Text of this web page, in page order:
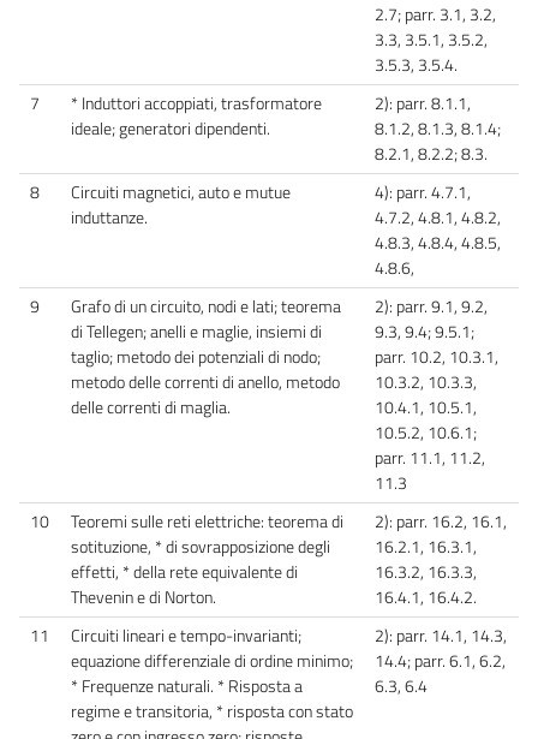
2.7; parr. 3.1, 3.2,
3.3, 3.5.1, 3.5.2,
3.5.3, 3.5.4.
7
* Induttori accoppiati, trasformatore
ideale; generatori dipendenti.
2): parr. 8.1.1,
8.1.2, 8.1.3, 8.1.4;
8.2.1, 8.2.2; 8.3.
8
Circuiti magnetici, auto e mutue
induttanze.
4): parr. 4.7.1,
4.7.2, 4.8.1, 4.8.2,
4.8.3, 4.8.4, 4.8.5,
4.8.6,
9
Grafo di un circuito, nodi e lati; teorema
di Tellegen; anelli e maglie, insiemi di
taglio; metodo dei potenziali di nodo;
metodo delle correnti di anello, metodo
delle correnti di maglia.
2): parr. 9.1, 9.2,
9.3, 9.4; 9.5.1;
parr. 10.2, 10.3.1,
10.3.2, 10.3.3,
10.4.1, 10.5.1,
10.5.2, 10.6.1;
parr. 11.1, 11.2,
11.3
10
Teoremi sulle reti elettriche: teorema di
sotituzione, * di sovrapposizione degli
effetti, * della rete equivalente di
Thevenin e di Norton.
2): parr. 16.2, 16.1,
16.2.1, 16.3.1,
16.3.2, 16.3.3,
16.4.1, 16.4.2.
11
Circuiti lineari e tempo-invarianti;
equazione differenziale di ordine minimo;
* Frequenze naturali. * Risposta a
regime e transitoria, * risposta con stato
2): parr. 14.1, 14.3,
14.4; parr. 6.1, 6.2,
6.3, 6.4